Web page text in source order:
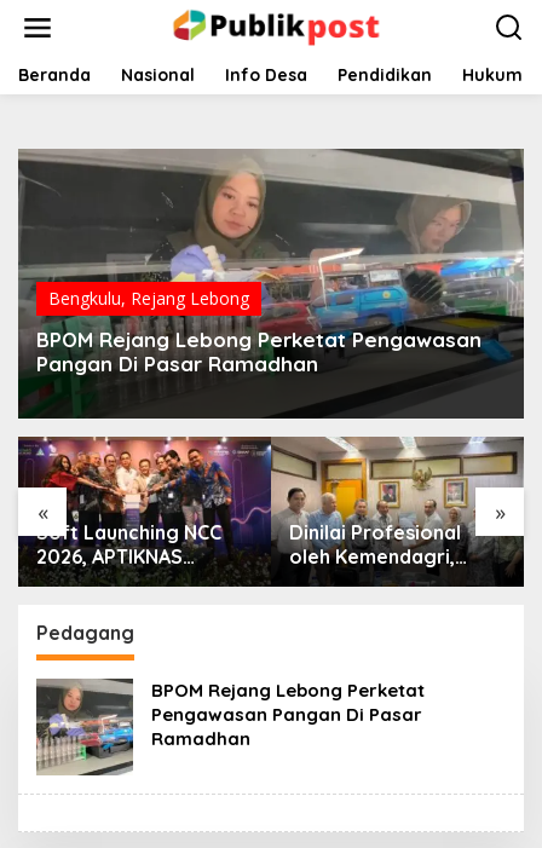
Beranda Nasional Info Desa Pendidikan Hukum
Bengkulu, Rejang Lebong
BPOM Rejang Lebong Perketat Pengawasan
Pangan Di Pasar Ramadhan
« »
Soft Launching NCC
2026, APTIKNAS
Dorong Percepatan
Memperkuat
Kedaulatan Digital
Indonesia
Dinilai Profesional
oleh Kemendagri,
GAPERKASINDO
Pedagang
BPOM Rejang Lebong Perketat
Pengawasan Pangan Di Pasar
Ramadhan